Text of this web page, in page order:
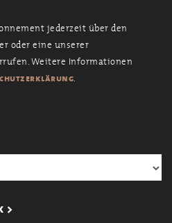
jederzeit über den
oder eine unserer
Weitere Informationen
.
>